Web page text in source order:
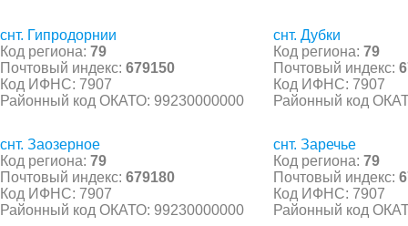
снт. Гипродорнии
Код региона: 79
Почтовый индекс: 679150
Код ИФНС: 7907
Районный код ОКАТО: 99230000000
снт. Дубки
Код региона: 79
Почтовый индекс:
Код ИФНС: 7907
Районный код
снт. Заозерное
Код региона: 79
Почтовый индекс: 679180
Код ИФНС: 7907
Районный код ОКАТО: 99230000000
снт. Заречье
Код региона: 79
Почтовый индекс:
Код ИФНС: 7907
Районный код